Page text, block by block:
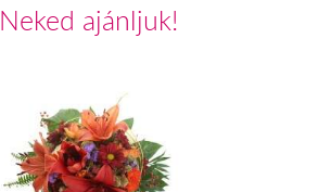
Neked ajánljuk!